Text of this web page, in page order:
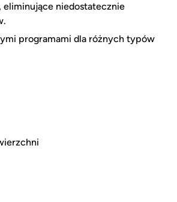
niedostatecznie
programami dla różnych typów